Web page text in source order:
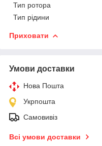
Тип ротора
Тип рідини
Приховати
Умови доставки
Нова Пошта
Укрпошта
Самовивіз
Всі умови доставки